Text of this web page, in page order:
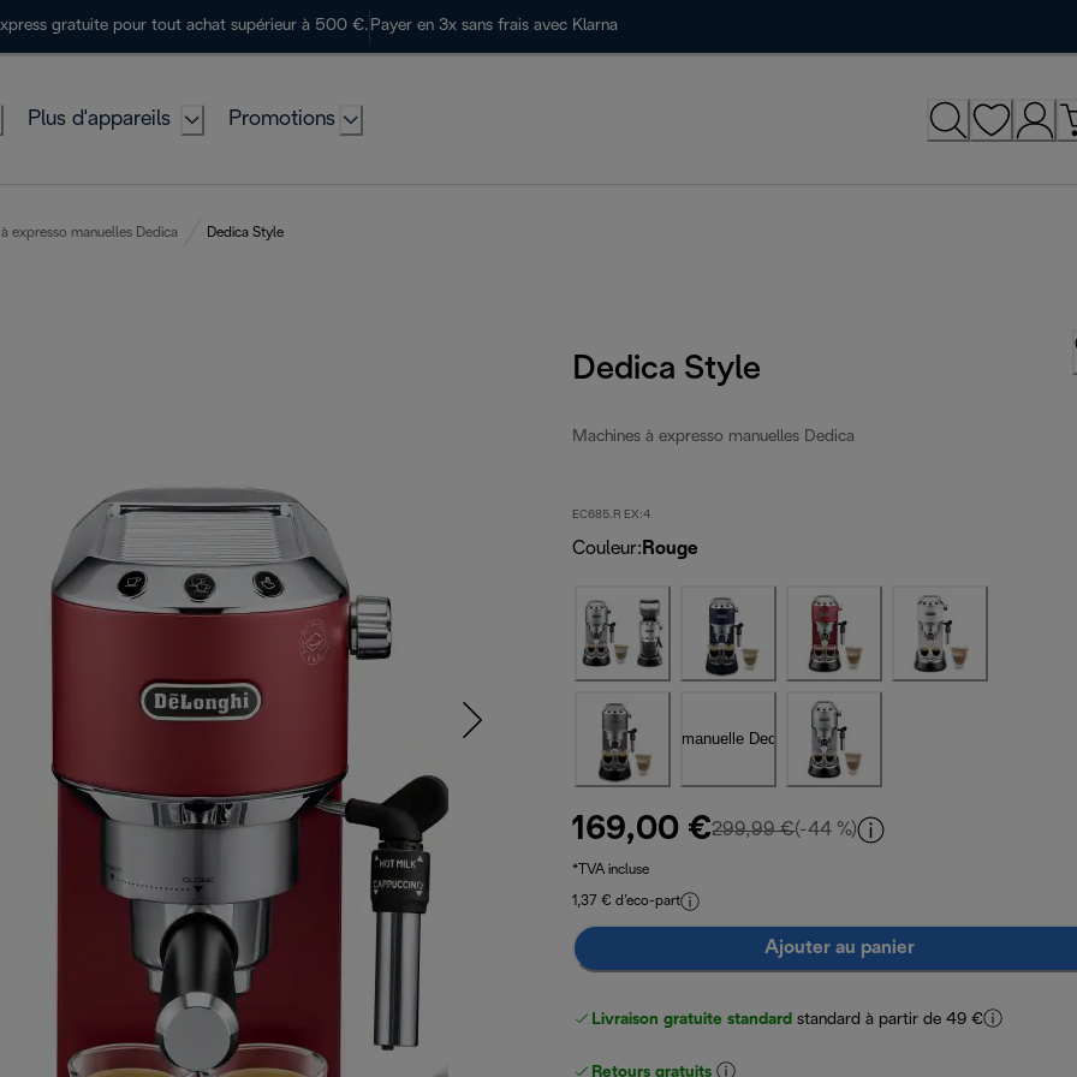
gratuite pour tout achat supérieur à 500 €. Payer en 3x sans frais avec Klarna
Plus d'appareils Promotions
expresso manuelles Dedica Dedica Style
Dedica Style
Machines à expresso manuelles Dedica
EC685.R EX:4
Couleur: Rouge
169,00 €299,99 €prix original 299,99 €
(-44 %)
*TVA incluse
1,37 € d’eco-part
Ajouter au panier
Livraison gratuite standard standard à partir de 49 €
Retours gratuits